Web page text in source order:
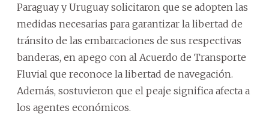
Paraguay y Uruguay solicitaron que se adopten las
medidas necesarias para garantizar la libertad de
tránsito de las embarcaciones de sus respectivas
banderas, en apego con al Acuerdo de Transporte
Fluvial que reconoce la libertad de navegación.
Además, sostuvieron que el peaje significa afecta a
los agentes económicos.